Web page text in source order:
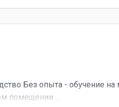
Без опыта - обучение на
помещении ...